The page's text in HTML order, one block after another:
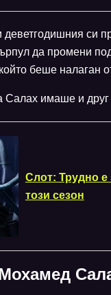
си
да промени
беше
Салах имаше и друг
Слот: Трудно е
този сезон